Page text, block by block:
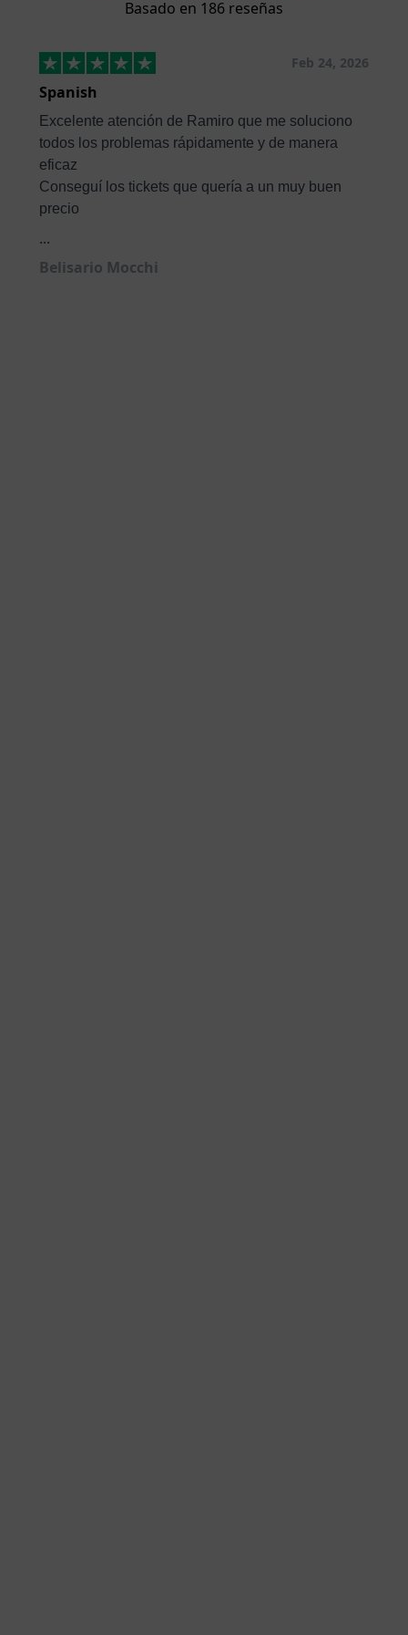
Basado en 186 reseñas
Feb 24, 2026
Spanish
Excelente atención de Ramiro que me soluciono
todos los problemas rápidamente y de manera
eficaz
Conseguí los tickets que quería a un muy buen
precio
...
Belisario Mocchi